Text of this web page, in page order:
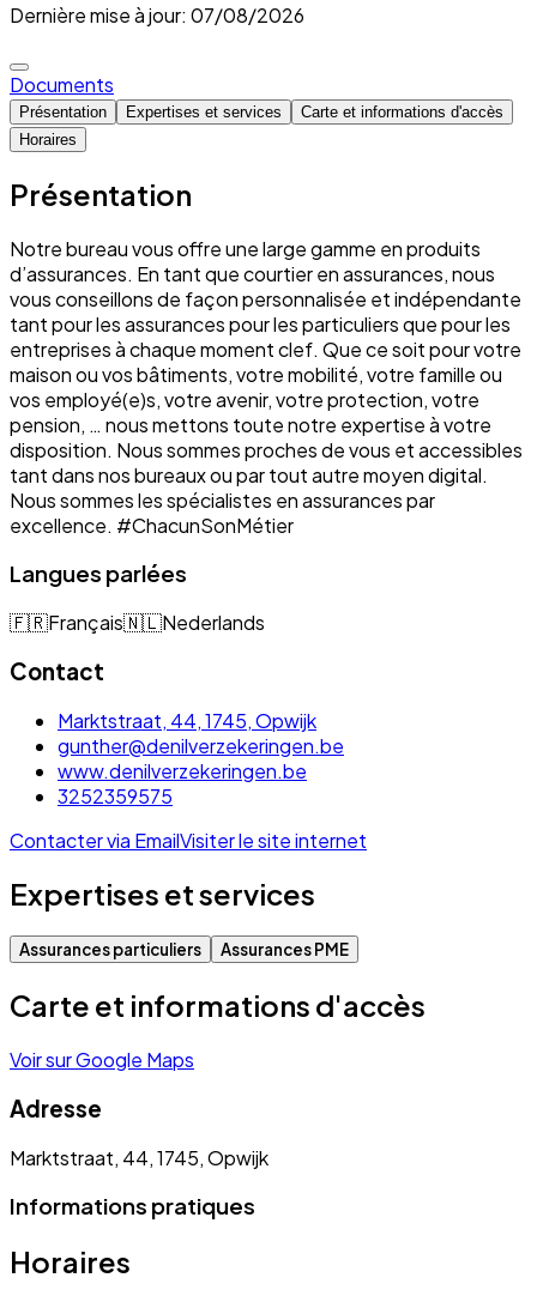
Dernière mise à jour: 07/08/2026
Documents
Présentation Expertises et services
Carte et informations d'accès
Horaires
Présentation
Notre bureau vous offre une large gamme en produits
d’assurances. En tant que courtier en assurances, nous
vous conseillons de façon personnalisée et indépendante
tant pour les assurances pour les particuliers que pour les
entreprises à chaque moment clef. Que ce soit pour votre
maison ou vos bâtiments, votre mobilité, votre famille ou
vos employé(e)s, votre avenir, votre protection, votre
pension, … nous mettons toute notre expertise à votre
disposition. Nous sommes proches de vous et accessibles
tant dans nos bureaux ou par tout autre moyen digital.
Nous sommes les spécialistes en assurances par
excellence. #ChacunSonMétier
Langues parlées
🇫🇷Français🇳🇱Nederlands
Contact
Marktstraat, 44, 1745, Opwijk
gunther@denilverzekeringen.be
www.denilverzekeringen.be
3252359575
Contacter via EmailVisiter le site internet
Expertises et services
Assurances particuliers Assurances PME
Carte et informations d'accès
Voir sur Google Maps
Adresse
Marktstraat, 44, 1745, Opwijk
Informations pratiques
Horaires